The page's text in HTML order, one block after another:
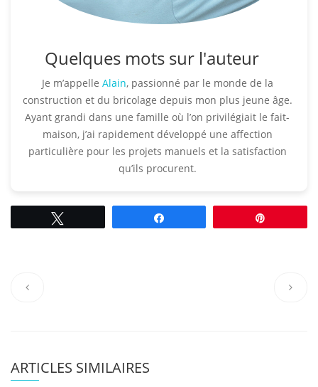
Quelques mots sur l'auteur
Je m’appelle Alain, passionné par le monde de la
construction et du bricolage depuis mon plus jeune âge.
Ayant grandi dans une famille où l’on privilégiait le fait-
maison, j’ai rapidement développé une affection
particulière pour les projets manuels et la satisfaction
qu’ils procurent.​
ARTICLES SIMILAIRES